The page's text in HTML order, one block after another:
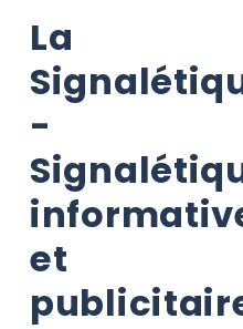
La
-
et